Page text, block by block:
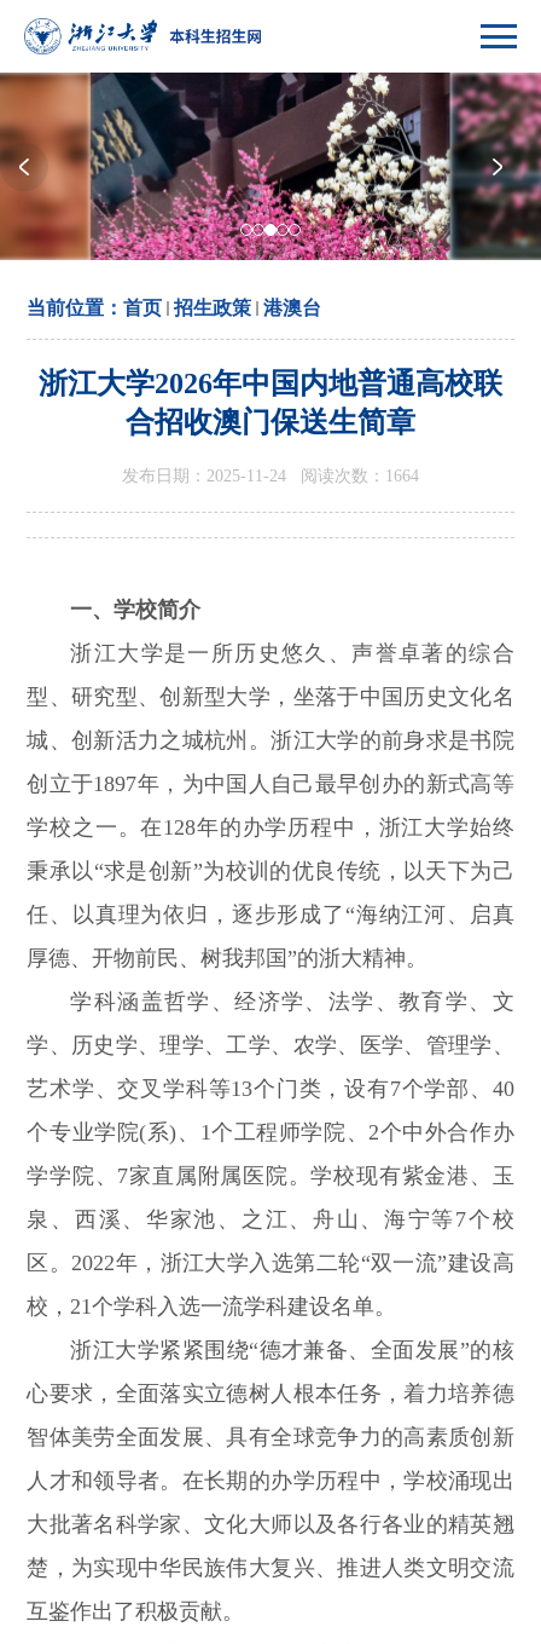
当前位置：首页 招生政策 港澳台
浙江大学2026年中国内地普通高校联
合招收澳门保送生简章
发布日期：2025-11-24 阅读次数： 1664
一、学校简介
浙江大学是一所历史悠久、声誉卓著的综合
型、研究型、创新型大学，坐落于中国历史文化名
城、创新活力之城杭州。浙江大学的前身求是书院
创立于1897年，为中国人自己最早创办的新式高等
学校之一。在128年的办学历程中，浙江大学始终
秉承以“求是创新”为校训的优良传统，以天下为己
任、以真理为依归，逐步形成了“海纳江河、启真
厚德、开物前民、树我邦国”的浙大精神。
学科涵盖哲学、经济学、法学、教育学、文
学、历史学、理学、工学、农学、医学、管理学、
艺术学、交叉学科等13个门类，设有7个学部、40
个专业学院(系)、1个工程师学院、2个中外合作办
学学院、7家直属附属医院。学校现有紫金港、玉
泉、西溪、华家池、之江、舟山、海宁等7个校
区。2022年，浙江大学入选第二轮“双一流”建设高
校，21个学科入选一流学科建设名单。
浙江大学紧紧围绕“德才兼备、全面发展”的核
心要求，全面落实立德树人根本任务，着力培养德
智体美劳全面发展、具有全球竞争力的高素质创新
人才和领导者。在长期的办学历程中，学校涌现出
大批著名科学家、文化大师以及各行各业的精英翘
楚，为实现中华民族伟大复兴、推进人类文明交流
互鉴作出了积极贡献。